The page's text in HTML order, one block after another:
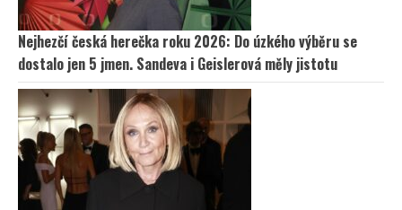
Nejhezčí česká herečka roku 2026: Do úzkého výběru se
dostalo jen 5 jmen. Sandeva i Geislerová měly jistotu